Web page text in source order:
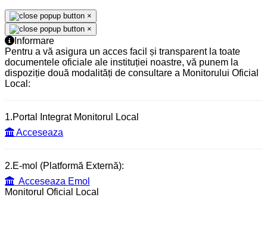
×
×
Informare
Pentru a vă asigura un acces facil și transparent la toate
documentele oficiale ale instituției noastre, vă punem la
dispoziție două modalități de consultare a Monitorului Oficial
Local:
1.Portal Integrat Monitorul Local
Acceseaza
2.E-mol (Platformă Externă):
Acceseaza Emol
Monitorul Oficial Local